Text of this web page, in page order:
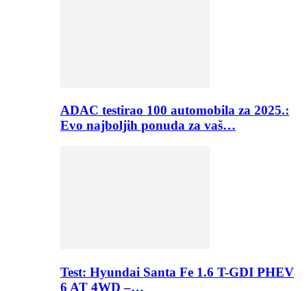
ADAC testirao 100 automobila za 2025.:
Evo najboljih ponuda za vaš…
Test: Hyundai Santa Fe 1.6 T-GDI PHEV
6 AT 4WD –…